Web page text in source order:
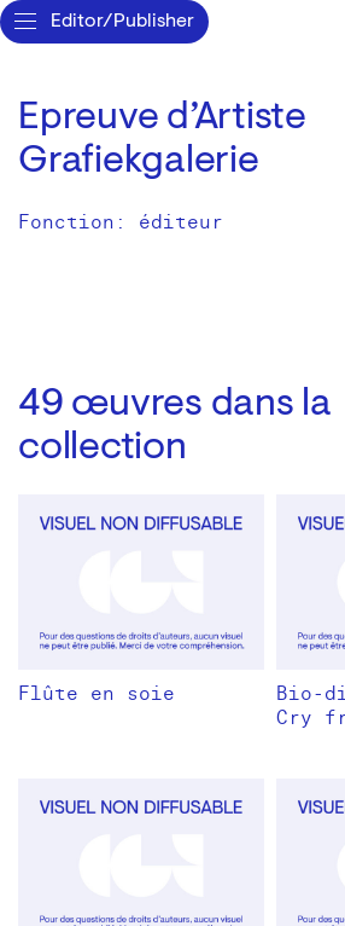
Editor/Publisher
Epreuve d’Artiste
Grafiekgalerie
Fonction: éditeur
49 œuvres dans la
collection
Flûte en soie
Bio-
Cry